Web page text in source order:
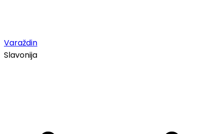
Varaždin
Slavonija